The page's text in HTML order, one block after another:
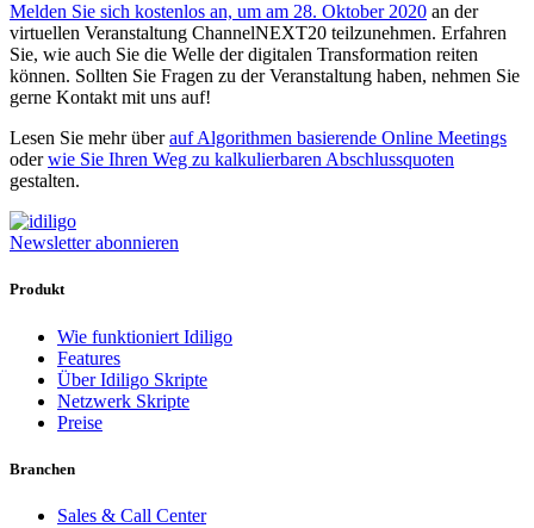
Melden Sie sich kostenlos an, um am 28. Oktober 2020 an der
virtuellen Veranstaltung ChannelNEXT20 teilzunehmen. Erfahren
Sie, wie auch Sie die Welle der digitalen Transformation reiten
können. Sollten Sie Fragen zu der Veranstaltung haben, nehmen Sie
gerne Kontakt mit uns auf!
Lesen Sie mehr überauf Algorithmen basierende Online Meetings
oderwie Sie Ihren Weg zu kalkulierbaren Abschlussquoten
gestalten.
Newsletter abonnieren
Produkt
Wie funktioniert Idiligo
Features
Über Idiligo Skripte
Netzwerk Skripte
Preise
Branchen
Sales & Call Center